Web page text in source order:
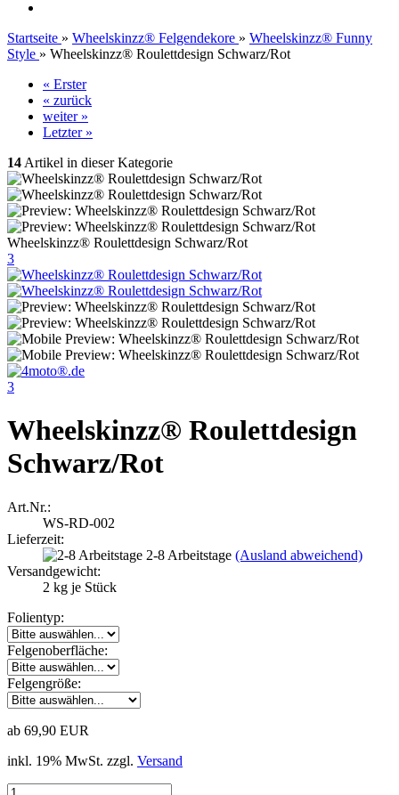
Startseite » Wheelskinzz® Felgendekore » Wheelskinzz® Funny
Style » Wheelskinzz® Roulettdesign Schwarz/Rot
« Erster
« zurück
weiter »
Letzter »
14 Artikel in dieser Kategorie
Wheelskinzz® Roulettdesign Schwarz/Rot
3
3
Wheelskinzz® Roulettdesign
Schwarz/Rot
Art.Nr.:
WS-RD-002
Lieferzeit:
2-8 Arbeitstage (Ausland abweichend)
Versandgewicht:
2 kg je Stück
Folientyp:
Felgenoberfläche:
Felgengröße:
ab 69,90 EUR
inkl. 19% MwSt. zzgl. Versand